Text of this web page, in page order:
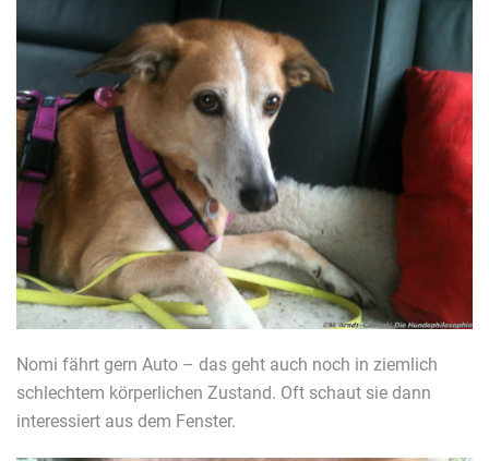
Nomi fährt gern Auto – das geht auch noch in ziemlich
schlechtem körperlichen Zustand. Oft schaut sie dann
interessiert aus dem Fenster.